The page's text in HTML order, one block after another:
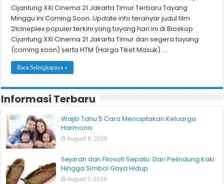
Cijantung XXI Cinema 21 Jakarta Timur Terbaru Tayang
Minggu Ini Coming Soon. Update info teranyar judul film
21cineplex populer terkini yang tayang hari ini di Bioskop
Cijantung XXI Cinema 21 Jakarta Timur dan segera tayang
(coming soon) serta HTM (Harga Tiket Masuk) …
Baca Selengkapnya »
Informasi Terbaru
Wajib Tahu 5 Cara Menciptakan Keluarga
Harmonis
August 8, 2026
Sejarah dan Filosofi Sepatu: Dari Pelindung Kaki
Hingga Simbol Gaya Hidup
August 7, 2026